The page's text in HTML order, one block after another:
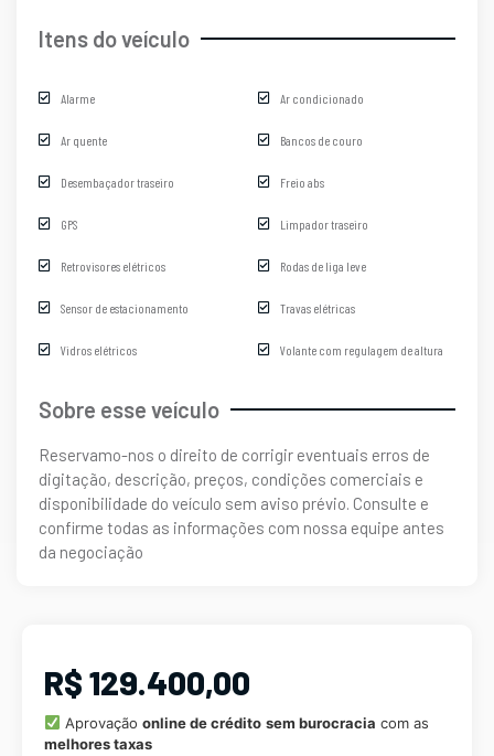
Itens do veículo
Alarme Ar condicionado
Ar quente Bancos de couro
Desembaçador traseiro Freio abs
GPS Limpador traseiro
Retrovisores elétricos Rodas de liga leve
Sensor de estacionamento Travas elétricas
Vidros elétricos Volante com regulagem de altura
Sobre esse veículo
Reservamo-nos o direito de corrigir eventuais erros de
digitação, descrição, preços, condições comerciais e
disponibilidade do veículo sem aviso prévio. Consulte e
confirme todas as informações com nossa equipe antes
da negociação
R$ 129.400,00
Aprovação online de crédito sem burocracia com as
melhores taxas